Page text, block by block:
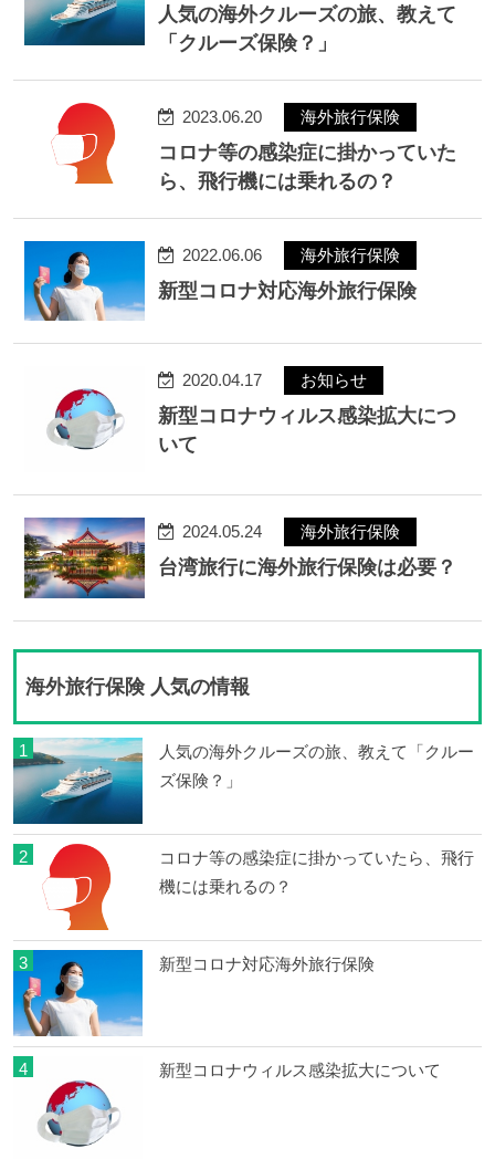
人気の海外クルーズの旅、教えて
「クルーズ保険？」
2023.06.20 海外旅行保険
コロナ等の感染症に掛かっていた
ら、飛行機には乗れるの？
2022.06.06 海外旅行保険
新型コロナ対応海外旅行保険
2020.04.17 お知らせ
新型コロナウィルス感染拡大につ
いて
2024.05.24 海外旅行保険
台湾旅行に海外旅行保険は必要？
海外旅行保険 人気の情報
1
人気の海外クルーズの旅、教えて「クルー
ズ保険？」
2
コロナ等の感染症に掛かっていたら、飛行
機には乗れるの？
3 新型コロナ対応海外旅行保険
4 新型コロナウィルス感染拡大について